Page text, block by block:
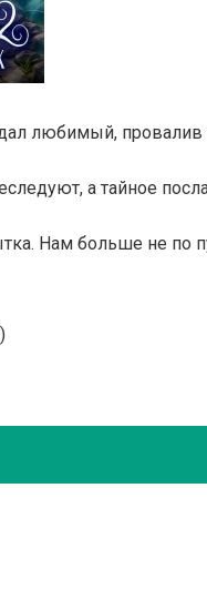
любимый, провалив
а тайное
Нам больше не по